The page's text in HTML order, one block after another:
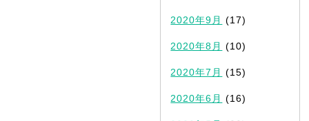
2020年9月 (17)
2020年8月 (10)
2020年7月 (15)
2020年6月 (16)